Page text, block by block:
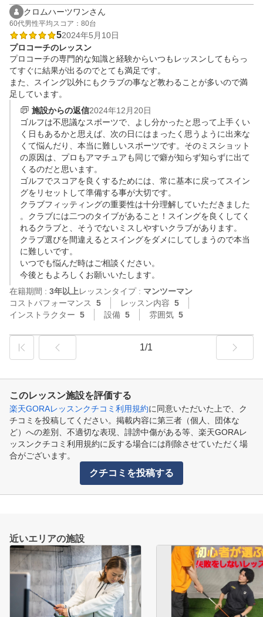
クロムハーツワンさん
60代男性平均スコア：80台
52024年5月10日
プロコーチのレッスン
プロコーチの専門的な知識と経験からいつもレッスンしてもらっ
てすぐに結果が出るのでとても満足です。
また、スイング以外にもクラブの事など教わることが多いので満
足しています。
施設からの返信2024年12月20日
ゴルフは不思議なスポーツで、よし分かったと思って上手くい
く日もあるかと思えば、次の日にはまったく思うように出来な
くて悩んだり、本当に難しいスポーツです。そのミスショット
の原因は、プロもアマチュアも同じで癖が知らず知らずに出て
くるのだと思います。
ゴルフでスコアを良くするためには、常に基本に戻ってスイン
グをリセットして準備する事が大切です。
クラブフィッティングの重要性は十分理解していただきました
。クラブには二つのタイブがあること！スイングを良くしてく
れるクラブと、そうでないミスしやすいクラブがあります。
クラブ選びを間違えるとスイングをダメにしてしまうので本当
に難しいです。
いつでも悩んだ時はご相談ください。
今後ともよろしくお願いいたします。
在籍期間 : 3年以上レッスンタイプ : マンツーマン
コストパフォーマンス
5 レッスン内容 5
インストラクター 5 設備 5 雰囲気 5
1/1
このレッスン施設を評価する
楽天GORAレッスンクチコミ利用規約に同意いただいた上で、ク
チコミを投稿してください。掲載内容に第三者（個人、団体な
ど）への差別、不適切な表現、誹謗中傷がある等、楽天GORAレ
ッスンクチコミ利用規約に反する場合には削除させていただく場
合がございます。
クチコミを投稿する
近いエリアの施設